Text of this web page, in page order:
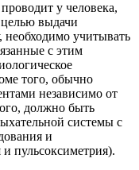
у человека,
выдачи
необходимо учитывать
с этим
того, обычно
независимо от
должно быть
системы с
и
пульсоксиметрия).